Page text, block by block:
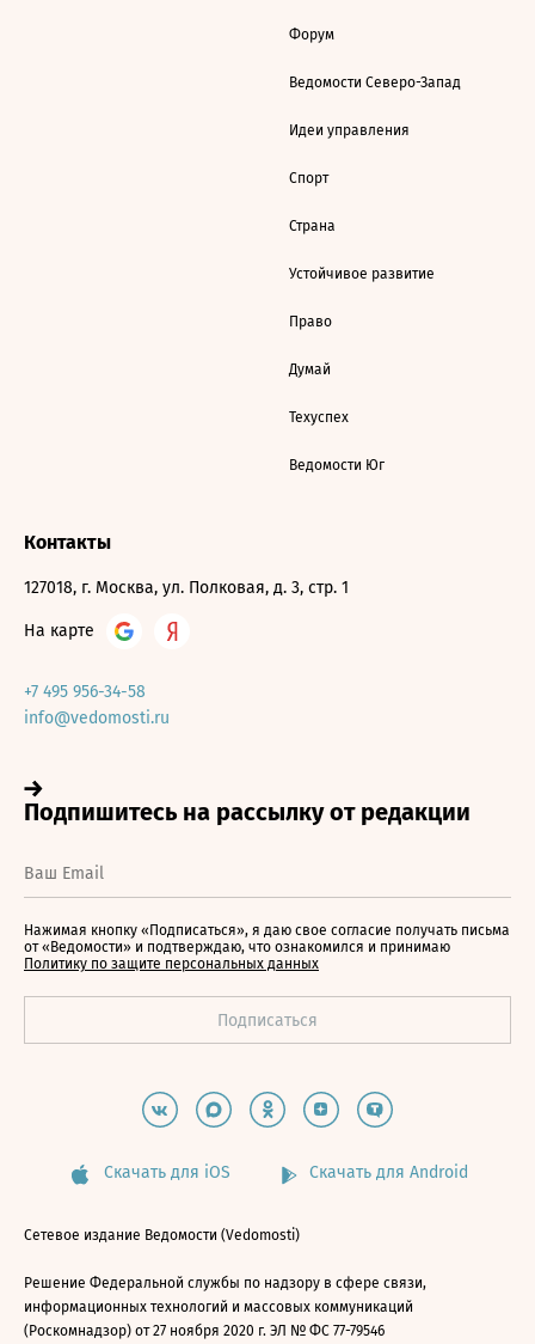
Форум
Ведомости Северо-Запад
Идеи управления
Спорт
Страна
Устойчивое развитие
Право
Думай
Техуспех
Ведомости Юг
Контакты
127018, г. Москва, ул. Полковая, д. 3, стр. 1
На карте
+7 495 956-34-58
info@vedomosti.ru
Нажимая кнопку «Подписаться», я даю свое согласие получать письма
от «Ведомости» и подтверждаю, что ознакомился и принимаю
Политику по защите персональных данных
Скачать для iOS Скачать для Android
Сетевое издание Ведомости (Vedomosti)
Решение Федеральной службы по надзору в сфере связи,
информационных технологий и массовых коммуникаций
(Роскомнадзор) от 27 ноября 2020 г. ЭЛ № ФС 77-79546